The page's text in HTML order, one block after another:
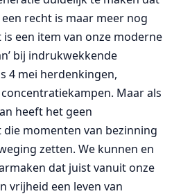
recht is maar meer nog
een item van onze moderne
bij indrukwekkende
4 mei herdenkingen,
Maar als
heeft het geen
die momenten van bezinning
zetten. We kunnen en
dat juist vanuit onze
vrijheid een leven van